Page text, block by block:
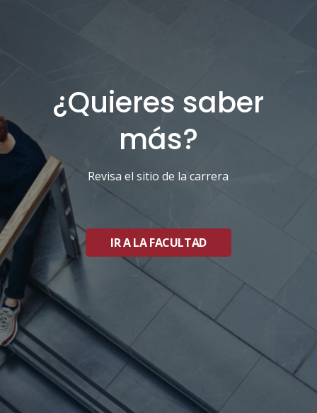
¿Quieres saber
más?
Revisa el sitio de la carrera
IR A LA FACULTAD